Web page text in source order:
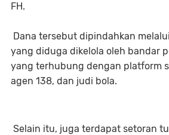
FH.
Dana tersebut dipindahkan
yang diduga dikelola oleh bandar
yang terhubung dengan platform
agen 138, dan judi bola.
Selain itu, juga terdapat setoran